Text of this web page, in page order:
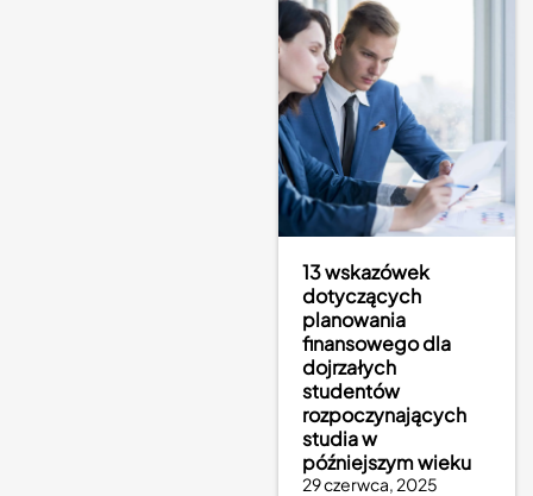
13 wskazówek
dotyczących
planowania
finansowego dla
dojrzałych
studentów
rozpoczynających
studia w
późniejszym wieku
29 czerwca, 2025